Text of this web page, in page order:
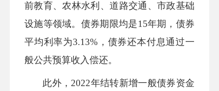
前教育、农林水利、道路交通、 市政基础
设施等领域。债券期限均是15年期，债券
平均利率为3.13% ，债券还本付息通过一
般公共预算收入偿还。
此外， 2022年结转新增一般债券资金